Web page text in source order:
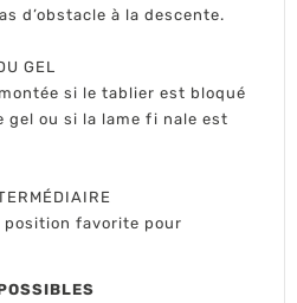
d’obstacle à la descente.
GEL
si le tablier est bloqué
gel ou si la lame fi nale est
position favorite pour